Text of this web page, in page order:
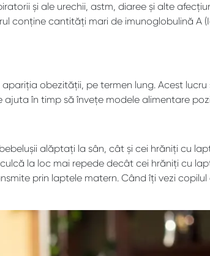
și ale urechii, astm, diaree și alte
conține cantități mari de imunoglobulină A
obezității, pe termen lung. Acest
în timp să învețe modele alimentare
alăptați la sân, cât și cei hrăniți cu
la loc mai repede decât cei hrăniți cu
prin laptele matern. Când îți vezi